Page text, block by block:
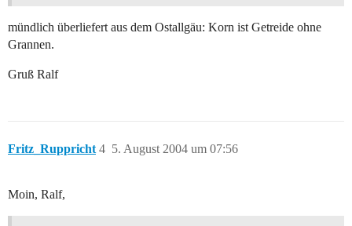
mündlich überliefert aus dem Ostallgäu: Korn ist Getreide ohne
Grannen.
Gruß Ralf
Fritz_Ruppricht 5. August 2004 um 07:56
4
Moin, Ralf,